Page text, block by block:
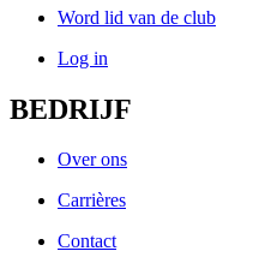
Word lid van de club
Log in
BEDRIJF
Over ons
Carrières
Contact